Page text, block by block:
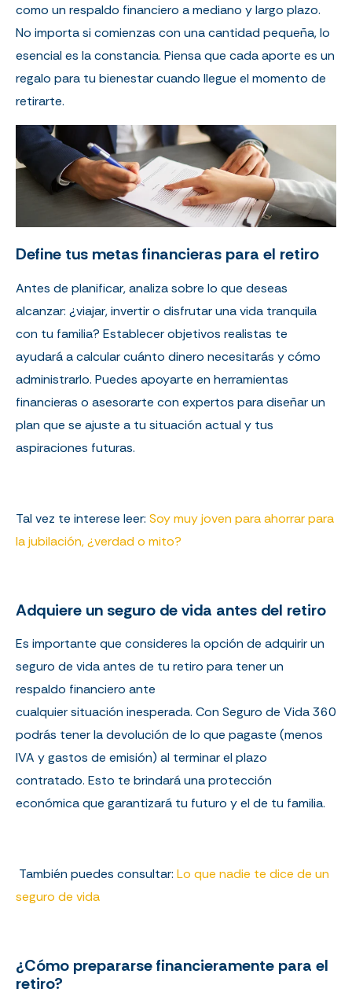
como un respaldo financiero a mediano y largo plazo.
No importa si comienzas con una cantidad pequeña, lo
esencial es la constancia. Piensa que cada aporte es un
regalo para tu bienestar cuando llegue el momento de
retirarte.
Define tus metas financieras para el retiro
Antes de planificar, analiza sobre lo que deseas
alcanzar: ¿viajar, invertir o disfrutar una vida tranquila
con tu familia? Establecer objetivos realistas te
ayudará a calcular cuánto dinero necesitarás y cómo
administrarlo. Puedes apoyarte en herramientas
financieras o asesorarte con expertos para diseñar un
plan que se ajuste a tu situación actual y tus
aspiraciones futuras.
Tal vez te interese leer: Soy muy joven para ahorrar para
la jubilación, ¿verdad o mito?
Adquiere un seguro de vida antes del retiro
Es importante que consideres la opción de adquirirun
seguro de vida antes de tu retiro para tenerun
respaldo financiero ante
cualquiersituación inesperada. Con Seguro de Vida 360
podrás tener la devolución de lo que pagaste (menos
IVA y gastos de emisión) al terminar el plazo
contratado. Esto te brindará una protección
económica que garantizará tu futuro yel de tu familia.
También puedes consultar: Lo que nadie te dice de un
seguro de vida
¿Cómo prepararse financieramente para el
retiro?